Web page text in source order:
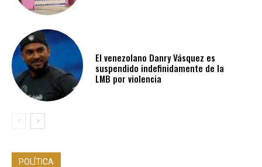
El venezolano Danry Vásquez es
suspendido indefinidamente de la
LMB por violencia
POLÍTICA